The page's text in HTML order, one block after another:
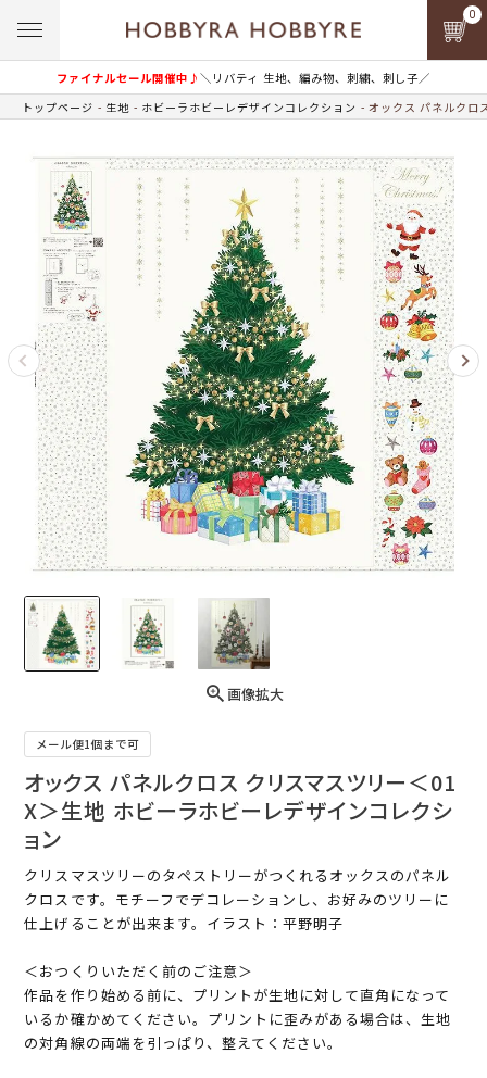
ファイナルセール開催中♪＼リバティ 生地、編み物、刺繍、刺し子／
0
トップページ 生地 ホビーラホビーレデザインコレクション オックス パネルクロ
画像拡大
メール便1個まで可
オックス パネルクロス クリスマスツリー＜01
X＞生地 ホビーラホビーレデザインコレクシ
ョン
クリスマスツリーのタペストリーがつくれるオックスのパネル
クロスです。モチーフでデコレーションし、お好みのツリーに
仕上げることが出来ます。イラスト：平野明子
＜おつくりいただく前のご注意＞
作品を作り始める前に、プリントが生地に対して直角になって
いるか確かめてください。プリントに歪みがある場合は、生地
の対角線の両端を引っぱり、整えてください。